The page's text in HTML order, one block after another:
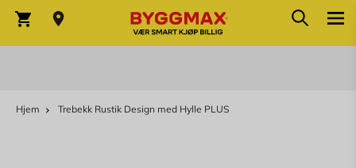
Varekurv Søk
Hjem Trebekk Rustik Design med Hylle PLUS